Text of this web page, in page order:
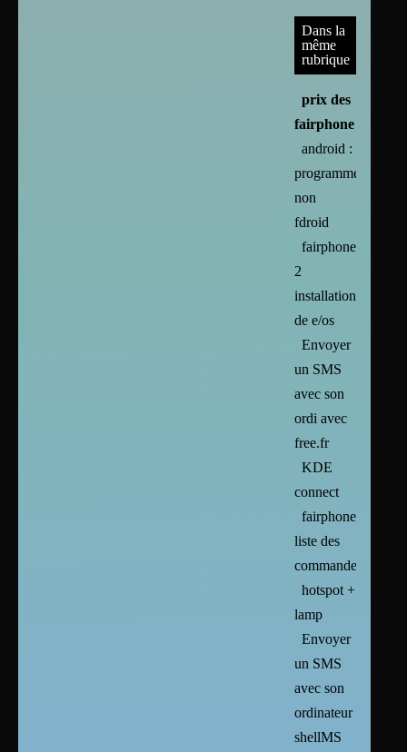
Dans la
même
rubrique
prix des
fairphone
android :
programmes
non
fdroid
fairphone
2
installation
de e/os
Envoyer
un SMS
avec son
ordi avec
free.fr
KDE
connect
fairphone2
liste des
commandes
hotspot +
lamp
Envoyer
un SMS
avec son
ordinateur :
shellMS